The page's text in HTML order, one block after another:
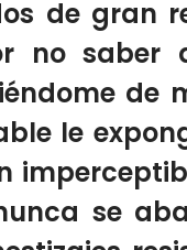
de gran
no saber
de
le
se